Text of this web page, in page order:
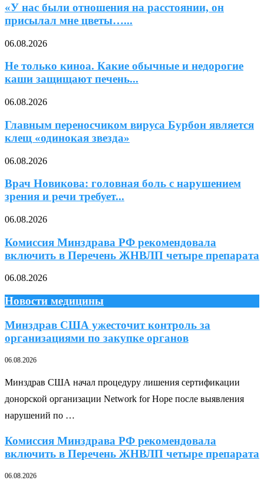
«У нас были отношения на расстоянии, он
присылал мне цветы…...
06.08.2026
Не только киноа. Какие обычные и недорогие
каши защищают печень...
06.08.2026
Главным переносчиком вируса Бурбон является
клещ «одинокая звезда»
06.08.2026
Врач Новикова: головная боль с нарушением
зрения и речи требует...
06.08.2026
Комиссия Минздрава РФ рекомендовала
включить в Перечень ЖНВЛП четыре препарата
06.08.2026
Новости медицины
Минздрав США ужесточит контроль за
организациями по закупке органов
06.08.2026
Минздрав США начал процедуру лишения сертификации
донорской организации Network for Hope после выявления
нарушений по …
Комиссия Минздрава РФ рекомендовала
включить в Перечень ЖНВЛП четыре препарата
06.08.2026